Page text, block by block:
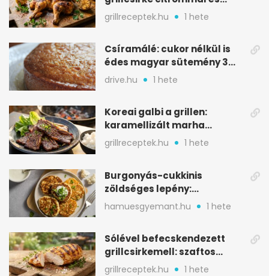
oregánóval
grillreceptek.hu 1 hete
Csíramálé: cukor nélkül is
édes magyar sütemény 3
alapanyagból
drive.hu 1 hete
Koreai galbi a grillen:
karamellizált marha
rövidborda gyorsan
grillreceptek.hu 1 hete
Burgonyás-cukkinis
zöldséges lepény:
aranybarna, szaftos, hús
nélkül is
hamuesgyemant.hu 1 hete
Sólével befecskendezett
grillcsirkemell: szaftos
marad, nem szárad ki
grillreceptek.hu 1 hete